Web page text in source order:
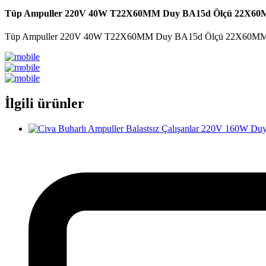
Tüp Ampuller 220V 40W T22X60MM Duy BA15d Ölçü
Tüp Ampuller 220V 40W T22X60MM Duy BA15d Ölçü
İlgili ürünler